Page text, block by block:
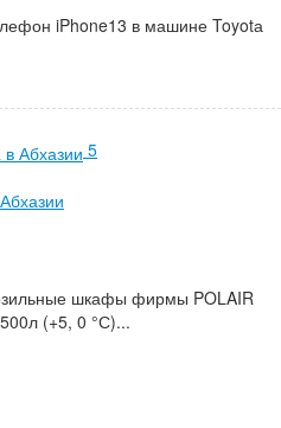
iPhone13 в машине Toyotа
5
шкафы фирмы POLAIR
(+5, 0 °С)...